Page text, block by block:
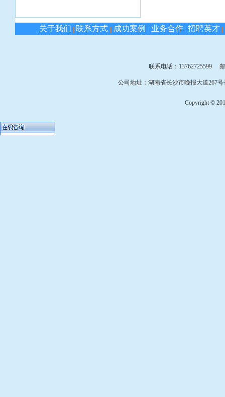
关于我们 | 联系方式 | 成功案例 | 业务合作 | 招聘英才 |
联系电话：13762725599
公司地址：湖南省长沙市晚报大道267
Copyright ©